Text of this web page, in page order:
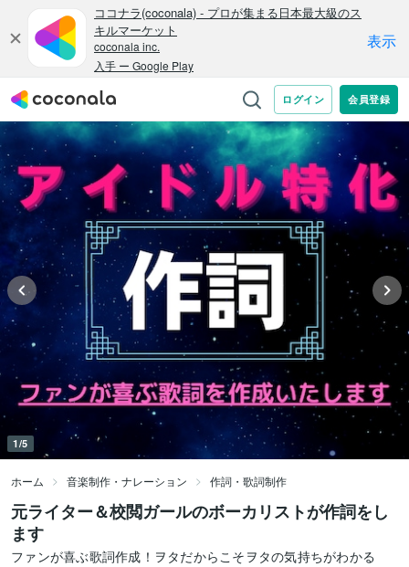
1/5
ホーム 音楽制作・ナレーション 作詞・歌詞制作
元ライター＆校閲ガールのボーカリストが作詞をし
ます
ファンが喜ぶ歌詞作成！ヲタだからこそヲタの気持ちがわかる